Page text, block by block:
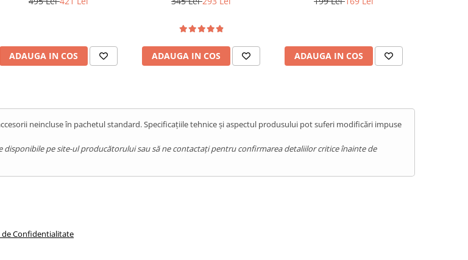
ADAUGA IN COS ADAUGA IN COS ADAUGA IN COS
neincluse în pachetul standard. Specificațiile tehnice și aspectul produsului pot suferi modificări impuse
pe site-ul producătorului sau să ne contactați pentru confirmarea detaliilor critice înainte de
de Confidentialitate